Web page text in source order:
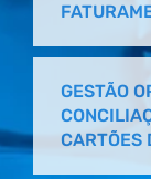
GESTÃO
CARTÕES